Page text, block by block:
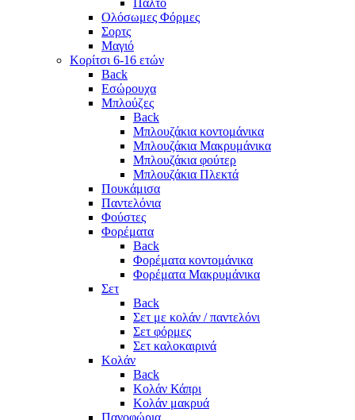
Παλτό
Ολόσωμες Φόρμες
Σορτς
Μαγιό
Κορίτσι 6-16 ετών
Back
Εσώρουχα
Μπλούζες
Back
Μπλουζάκια κοντομάνικα
Μπλουζάκια Μακρυμάνικα
Μπλουζάκια φούτερ
Μπλουζάκια Πλεκτά
Πουκάμισα
Παντελόνια
Φούστες
Φορέματα
Back
Φορέματα κοντομάνικα
Φορέματα Μακρυμάνικα
Σετ
Back
Σετ με κολάν / παντελόνι
Σετ φόρμες
Σετ καλοκαιρινά
Κολάν
Back
Κολάν Κάπρι
Κολάν μακρυά